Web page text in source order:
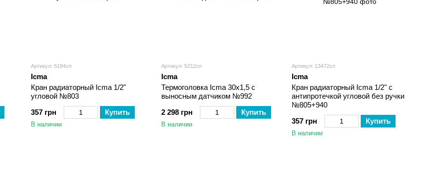
Артикул: 5184сп
Icma
Кран радиаторный Icma 1/2"
угловой №803
357 грн
Купить
В наличии
Артикул: 5212сп
Icma
Термоголовка Icma 30х1,5 с
выносным датчиком №992
2 298 грн
Купить
В наличии
Артикул: 13472сп
Icma
Кран радиаторный Icma 1/2" с
антипротечкой угловой без ручки
№805+940
357 грн
Купить
В наличии